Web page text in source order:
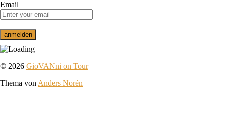
Email
© 2026 GioVANni on Tour
Thema von Anders Norén